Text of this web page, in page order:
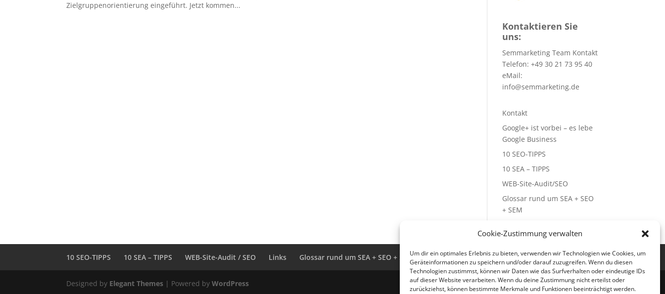
Cookie-Zustimmung verwalten
Um dir ein optimales Erlebnis zu bieten, verwenden wir Technologien wie Cookies, um
Geräteinformationen zu speichern und/oder darauf zuzugreifen. Wenn du diesen
Technologien zustimmst, können wir Daten wie das Surfverhalten oder eindeutige IDs
auf dieser Website verarbeiten. Wenn du deine Zustimmung nicht erteilst oder
zurückziehst, können bestimmte Merkmale und Funktionen beeinträchtigt werden.
Zielgruppenorientierung eingeführt. Jetzt kommen...
Kontaktieren Sie
uns:
Semmarketing Team Kontakt
Telefon: +49 30 21 73 95 40
eMail:
info@semmarketing.de
Kontakt
Google+ ist vorbei – es lebe
Google Business
10 SEO-TIPPS
10 SEA – TIPPS
WEB-Site-Audit/SEO
Glossar rund um SEA + SEO
+ SEM
10 SEO-TIPPS 10 SEA – TIPPS WEB-Site-Audit / SEO Links Glossar rund um SEA + SEO + SEM
Designed by Elegant Themes | Powered byWordPress